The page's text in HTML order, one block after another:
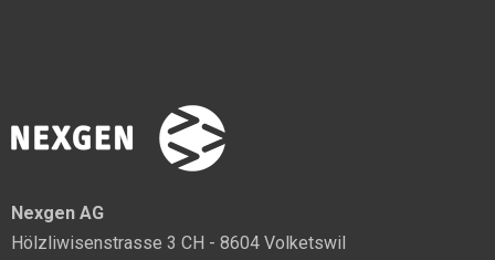
Nexgen AG
Hölzliwisenstrasse 3 CH - 8604 Volketswil